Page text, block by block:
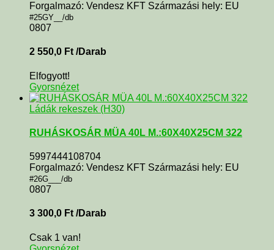
Forgalmazó: Vendesz KFT Származási hely: EU
#25GY__/db
0807
2 550,0 Ft /Darab
Elfogyott!
Gyorsnézet
Ládák rekeszek (H30)
RUHÁSKOSÁR MÜA 40L M.:60X40X25CM 322
5997444108704
Forgalmazó: Vendesz KFT Származási hely: EU
#26G___/db
0807
3 300,0 Ft /Darab
Csak 1 van!